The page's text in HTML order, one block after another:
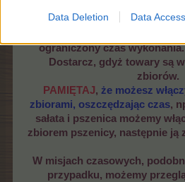
Data Deletion Data Access
ograniczony czas
Dostarcz, gdyż towary są
zbiorów.
PAMIĘTAJ , że możesz
zbiorami, oszczędzając czas, n
sałata i pszenica możemy
zbiorem pszenicy, następnie ją
W misjach czasowych,
przypadku, możemy